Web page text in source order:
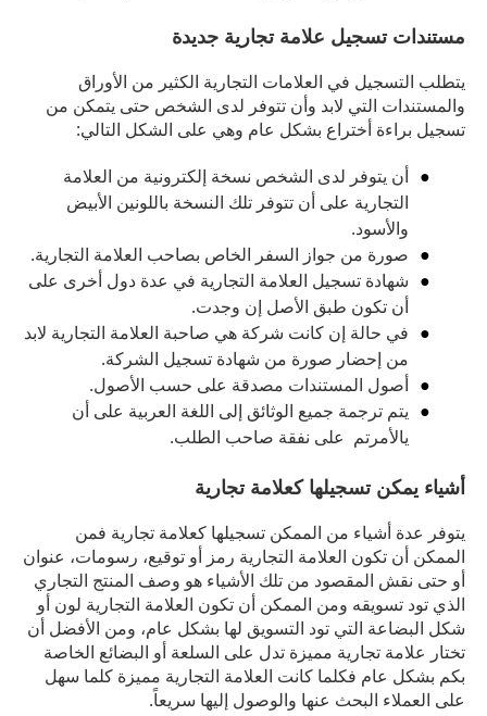
مستندات تسجيل علامة تجارية جديدة
يتطلب التسجيل في العلامات التجارية الكثير من الأوراق
والمستندات التي لابد وأن تتوفر لدى الشخص حتى يتمكن من
تسجيل براءة أختراع بشكل عام وهي على الشكل التالي:
أن يتوفر لدى الشخص نسخة إلكترونية من العلامة
التجارية على أن تتوفر تلك النسخة باللونين الأبيض
والأسود.
صورة من جواز السفر الخاص بصاحب العلامة التجارية.
شهادة تسجيل العلامة التجارية في عدة دول أخرى على
أن تكون طبق الأصل إن وجدت.
في حالة إن كانت شركة هي صاحبة العلامة التجارية لابد
من إحضار صورة من شهادة تسجيل الشركة.
أصول المستندات مصدقة على حسب الأصول.
يتم ترجمة جميع الوثائق إلى اللغة العربية على أن
يالأمرتم على نفقة صاحب الطلب.
أشياء يمكن تسجيلها كعلامة تجارية
يتوفر عدة أشياء من الممكن تسجيلها كعلامة تجارية فمن
الممكن أن تكون العلامة التجارية رمز أو توقيع، رسومات، عنوان
أو حتى نقش المقصود من تلك الأشياء هو وصف المنتج التجاري
الذي تود تسويقه ومن الممكن أن تكون العلامة التجارية لون أو
شكل البضاعة التي تود التسويق لها بشكل عام، ومن الأفضل أن
تختار علامة تجارية مميزة تدل على السلعة أو البضائع الخاصة
بكم بشكل عام فكلما كانت العلامة التجارية مميزة كلما سهل
على العملاء البحث عنها والوصول إليها سريعاً.